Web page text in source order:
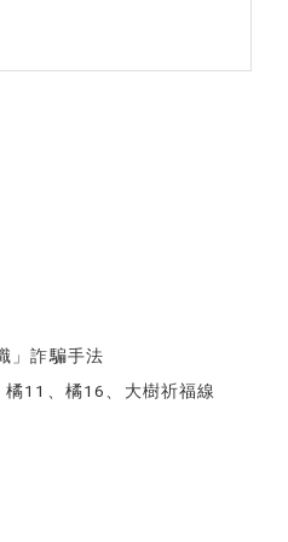
」詐騙手法
11、橘16、大樹祈福線